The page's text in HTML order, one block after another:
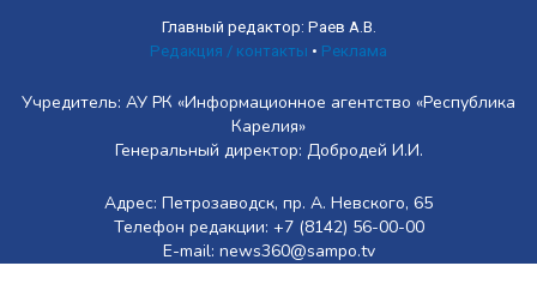
Главный редактор: Раев А.В.
Редакция / контакты • Реклама
Учредитель: АУ РК «Информационное агентство «Республика
Карелия»
Генеральный директор: Добродей И.И.
Адрес: Петрозаводск, пр. А. Невского, 65
Телефон редакции: +7 (8142) 56-00-00
E-mail: news360@sampo.tv